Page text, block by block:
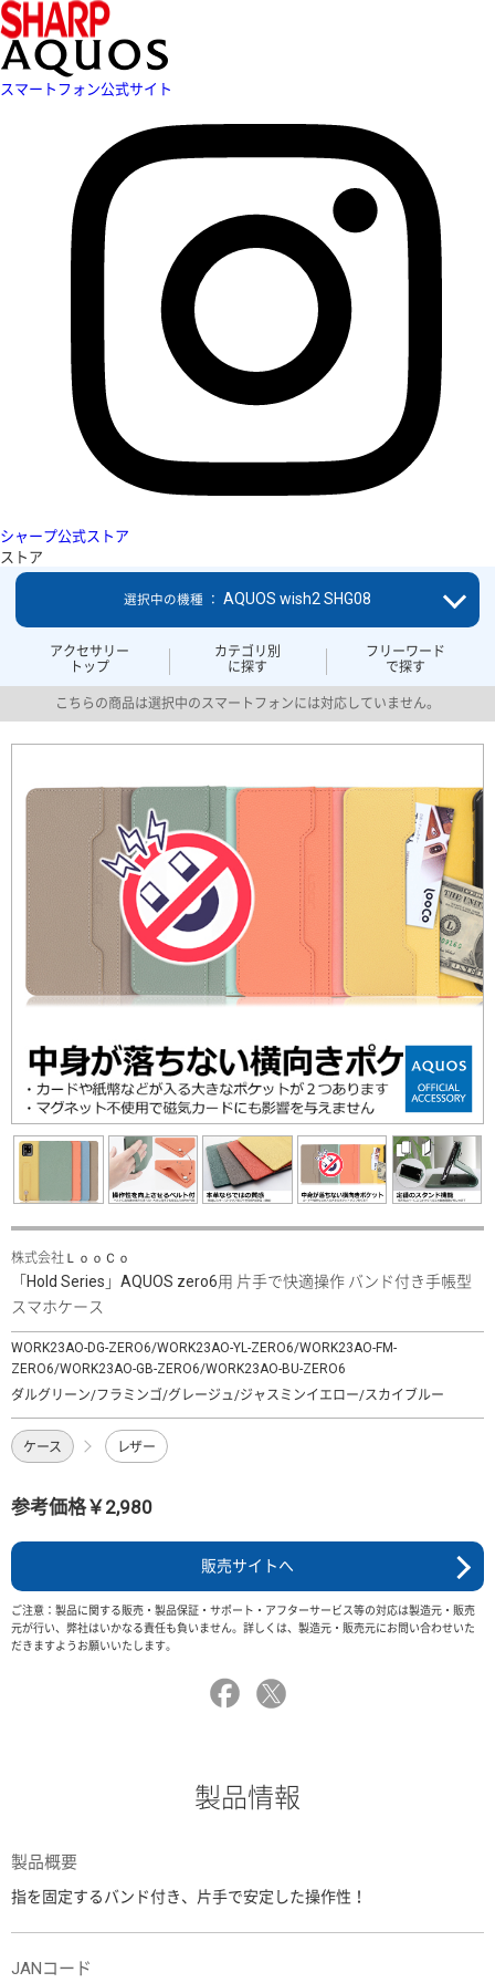
スマートフォン公式サイト
シャープ公式ストア
ストア
アクセサリー
トップ
カテゴリ別
に探す
フリーワード
で探す
選択中の機種 ： AQUOS wish2 SHG08
こちらの商品は選択中のスマートフォンには対応していません。
株式会社ＬｏｏＣｏ
「Hold Series」AQUOS zero6用 片手で快適操作 バンド付き手帳型
スマホケース
WORK23AO-DG-ZERO6/WORK23AO-YL-ZERO6/WORK23AO-FM-
ZERO6/WORK23AO-GB-ZERO6/WORK23AO-BU-ZERO6
ダルグリーン/フラミンゴ/グレージュ/ジャスミンイエロー/スカイブルー
ケース レザー
参考価格￥2,980
販売サイトへ
ご注意：製品に関する販売・製品保証・サポート・アフターサービス等の対応は製造元・販売
元が行い、弊社はいかなる責任も負いません。詳しくは、製造元・販売元にお問い合わせいた
だきますようお願いいたします。
製品情報
製品概要
指を固定するバンド付き、片手で安定した操作性！
JANコード